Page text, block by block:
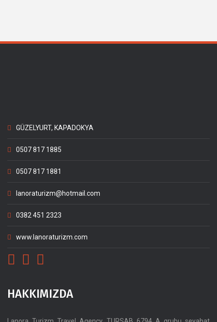
GÜZELYURT, KAPADOKYA
0507 817 1885
0507 817 1881
lanoraturizm@hotmail.com
0382 451 2323
www.lanoraturizm.com
HAKKIMIZDA